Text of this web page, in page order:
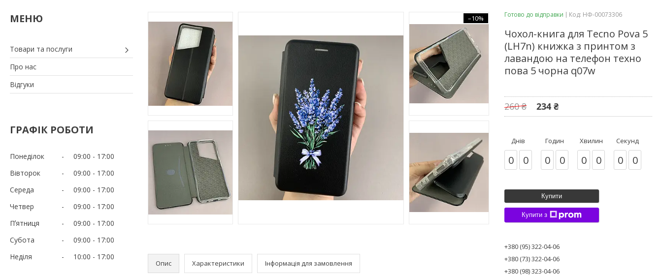
Товари та послуги
Про нас
Відгуки
ГРАФІК РОБОТИ
Понеділок 09:00
17:00
Вівторок
09:00
17:00
Середа
09:00
17:00
Четвер
09:00
17:00
Пʼятниця
09:00
17:00
Субота
09:00
17:00
Неділя
10:00 17:00
–10%
Опис Характеристики Інформація для замовлення
Готово до відправки Код: НФ-00073306
Чохол-книга для Tecno Pova 5
(LH7n) книжка з принтом з
лавандою на телефон техно
пова 5 чорна q07w
260 ₴ 234 ₴
Днів
0 0
Годин
0 0
Хвилин
0 0
Секунд
0 0
Купити
Купити з
+380 (95) 322-04-06
+380 (73) 322-04-06
+380 (98) 323-04-06